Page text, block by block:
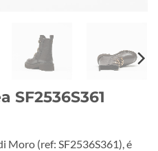
SF2536S361
Moro (ref: SF2536S361), é